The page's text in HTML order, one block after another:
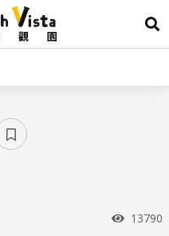
展
瀏覽次
13790